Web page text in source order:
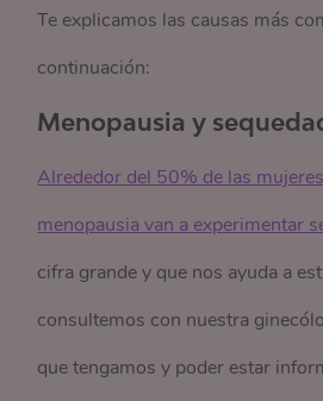
Te explicamos las causas más
continuación:
Menopausia y
Alrededor del 50% de las
menopausia van a experimentar
cifra grande y que nos ayuda a
consultemos con nuestra
que tengamos y poder estar